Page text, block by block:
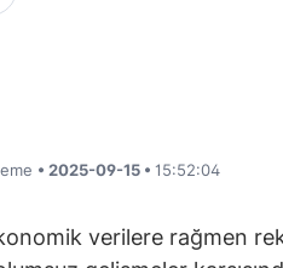
• 2025-09-15 • 15:52:04
verilere rağmen